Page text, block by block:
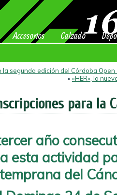
Accesorios Calzado
la segunda edición del Córdoba Open
««HER», la
para la
año
esta actividad
del